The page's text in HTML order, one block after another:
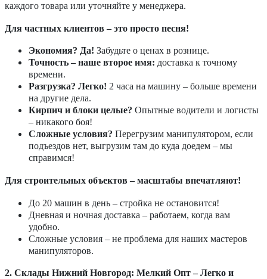
каждого товара или уточняйте у менеджера.
Для частных клиентов – это просто песня!
Экономия? Да! Забудьте о ценах в рознице.
Точность – наше второе имя: доставка к точному
времени.
Разгрузка? Легко! 2 часа на машину – больше времени
на другие дела.
Кирпич и блоки целые? Опытные водители и логисты
– никакого боя!
Сложные условия? Перегрузим манипулятором, если
подъездов нет, выгрузим там до куда доедем – мы
справимся!
Для строительных объектов – масштабы впечатляют!
До 20 машин в день – стройка не остановится!
Дневная и ночная доставка – работаем, когда вам
удобно.
Сложные условия – не проблема для наших мастеров
манипуляторов.
2. Склады Нижний Новгород: Мелкий Опт – Легко и